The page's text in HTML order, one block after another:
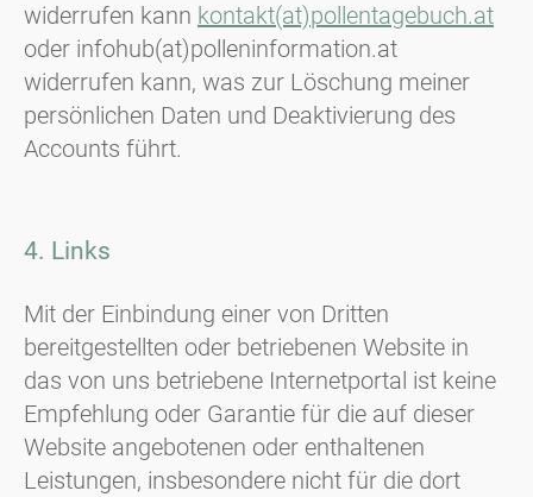
widerrufen kann kontakt(at)pollentagebuch.at
oder infohub(at)polleninformation.at
widerrufen kann, was zur Löschung meiner
persönlichen Daten und Deaktivierung des
Accounts führt.
4. Links
Mit der Einbindung einer von Dritten
bereitgestellten oder betriebenen Website in
das von uns betriebene Internetportal ist keine
Empfehlung oder Garantie für die auf dieser
Website angebotenen oder enthaltenen
Leistungen, insbesondere nicht für die dort